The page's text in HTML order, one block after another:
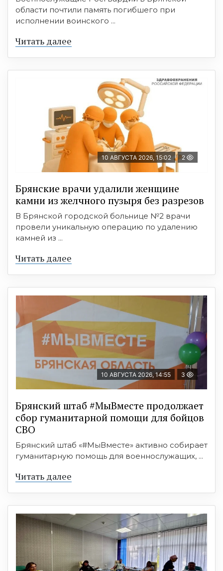
области почтили память погибшего при
исполнении воинского ...
Читать далее
10 АВГУСТА 2026, 15:02 2
Брянские врачи удалили женщине
камни из желчного пузыря без разрезов
В Брянской городской больнице №2 врачи
провели уникальную операцию по удалению
камней из ...
Читать далее
10 АВГУСТА 2026, 14:55 3
Брянский штаб #МыВместе продолжает
сбор гуманитарной помощи для бойцов
СВО
Брянский штаб «#МыВместе» активно собирает
гуманитарную помощь для военнослужащих, ...
Читать далее